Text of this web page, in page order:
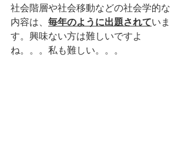
社会階層や社会移動などの社会学的な
内容は、 毎年のように出題されていま
す。興味ない方は難しいですよ
ね。。。私も難しい。。。